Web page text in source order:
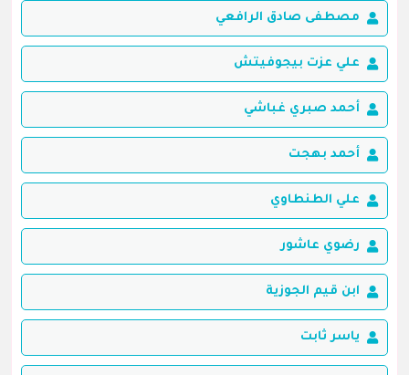
مصطفى صادق الرافعي
علي عزت بيجوفيتش
أحمد صبري غباشي
أحمد بهجت
علي الطنطاوي
رضوي عاشور
ابن قيم الجوزية
ياسر ثابت